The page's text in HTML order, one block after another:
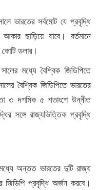
ভারতের সর্বমোট যে প্রবৃদ্ধি
ছাড়িয়ে যাবে। বর্তমানে
ডলার।
মধ্যে বৈশ্বিক জিডিপিতে
বৈশ্বিক জিডিপিতে ভারতের
৩ দশমিক ৫ শতাংশে উন্নীত
সঙ্গে রাজ্যভিত্তিক প্রবৃদ্ধি
অন্তত ভারতের দুটি রাজ্য
জিডিপি প্রবৃদ্ধি অর্জন করবে।